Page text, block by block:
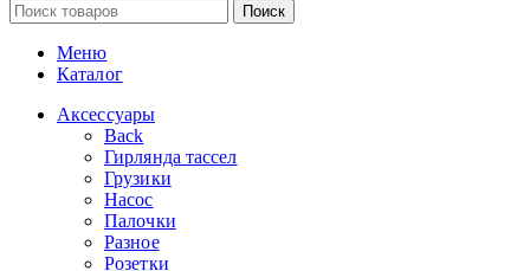
Поиск
Меню
Каталог
Аксессуары
Back
Гирлянда тассел
Грузики
Насос
Палочки
Разное
Розетки